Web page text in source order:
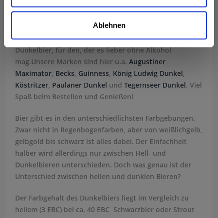
Ablehnen
Wir haben eine große Auswahl an Dunklen
Weißbieren, Craft-Bieren oder alkoholfreiem
Dunkelbier, für den, der es lieber ohne Alkohol
mag.Unsere Marken sind hier u.a. Augustiner
Maximator, Becks, Guinness, König Ludwig Dunkel,
Köstritzer, Paulaner Dunkel und Tegernseer Dunkel. Viel
Spaß beim Bestellen und Genießen!
Bier gibt es in den unterschiedlichsten Farbgebungen.
Zwar nicht in Regenbogenfarben, aber von weißlichgelb,
gelbgold bis schwarz ist alles dabei. Der Einfachheit
halber wird allerdings nur zwischen Hell- und
Dunkelbieren unterschieden. Doch was genau ist der
Unterschied zwischen hellen und dunklen Bieren?
Der Farbgehalt des Dunkelbiers liegt im Vergleich zu
hellem (3 EBC) bei ca. 40 EBC  Schwarzbier oder Strout